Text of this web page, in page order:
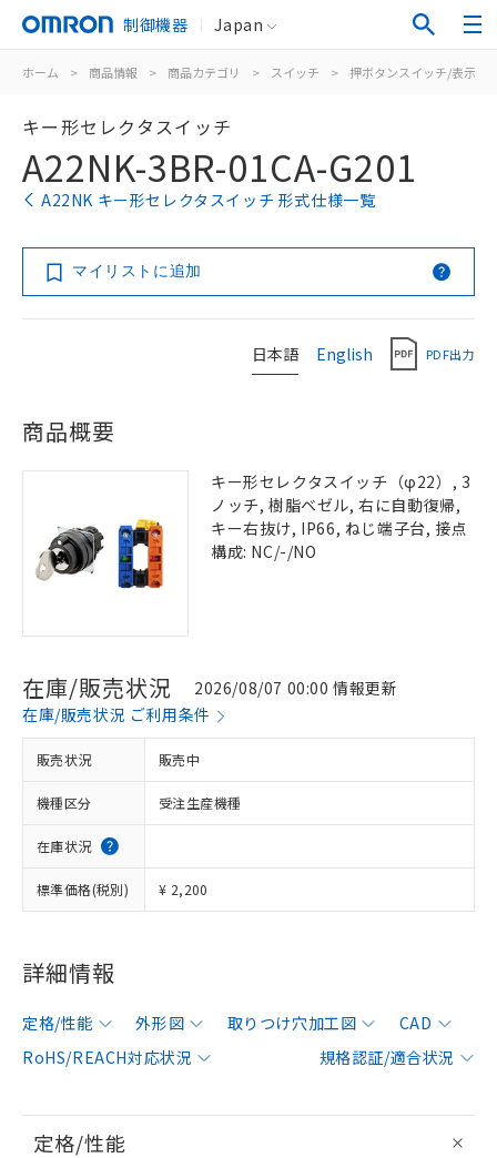
制御機器 Japan
ホーム > 商品情報 > 商品カテゴリ > スイッチ > 押ボタンスイッチ/表示灯
キー形セレクタスイッチ
A22NK-3BR-01CA-G201
A22NK キー形セレクタスイッチ 形式仕様一覧
マイリストに追加
日本語 English PDF出力
商品概要
キー形セレクタスイッチ（φ22）, 3
ノッチ, 樹脂ベゼル, 右に自動復帰,
キー右抜け, IP66, ねじ端子台, 接点
構成: NC/-/NO
在庫/販売状況
2026/08/07 00:00 情報更新
在庫/販売状況 ご利用条件
販売状況 販売中
機種区分 受注生産機種
在庫状況
標準価格(税別) ¥ 2,200
詳細情報
定格/性能 外形図 取りつけ穴加工図
CAD
RoHS/REACH対応状況
規格認証/適合状況
定格/性能